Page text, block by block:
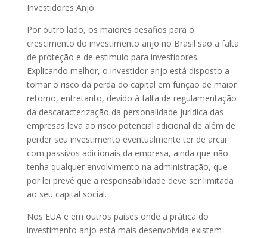
Investidores Anjo
Por outro lado, os maiores desafios para o
crescimento do investimento anjo no Brasil são a falta
de proteção e de estimulo para investidores.
Explicando melhor, o investidor anjo está disposto a
tomar o risco da perda do capital em função de maior
retorno, entretanto, devido à falta de regulamentação
da descaracterização da personalidade jurídica das
empresas leva ao risco potencial adicional de além de
perder seu investimento eventualmente ter de arcar
com passivos adicionais da empresa, ainda que não
tenha qualquer envolvimento na administração, que
por lei prevê que a responsabilidade deve ser limitada
ao seu capital social.
Nos EUA e em outros países onde a prática do
investimento anjo está mais desenvolvida existem